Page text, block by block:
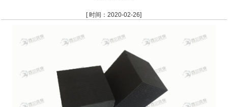
[ 时间：2020-02-26]